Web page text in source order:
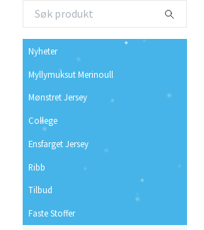
Nyheter
Myllymuksut Merinoull
Mønstret Jersey
College
Ensfarget Jersey
Ribb
Tilbud
Faste Stoffer